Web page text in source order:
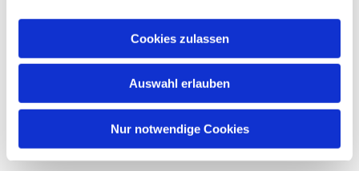
Cookies zulassen
Auswahl erlauben
Nur notwendige Cookies